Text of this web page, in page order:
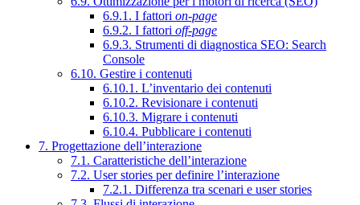
6.9.1. I fattori on-page
6.9.2. I fattori off-page
6.9.3. Strumenti di diagnostica SEO: Search
Console
6.10. Gestire i contenuti
6.10.1. L’inventario dei contenuti
6.10.2. Revisionare i contenuti
6.10.3. Migrare i contenuti
6.10.4. Pubblicare i contenuti
7. Progettazione dell’interazione
7.1. Caratteristiche dell’interazione
7.2. User stories per definire l’interazione
7.2.1. Differenza tra scenari e user stories